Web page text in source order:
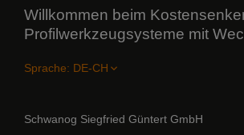
Willkommen beim
Profilwerkzeugsysteme mit
Sprache:
Schwanog Siegfried Güntert GmbH